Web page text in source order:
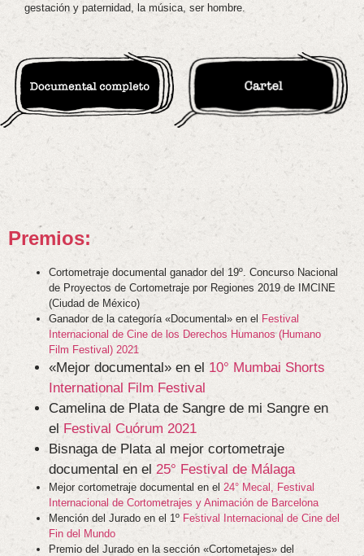
gestación y paternidad, la música, ser hombre.
Premios:
Cortometraje documental ganador del 19º. Concurso Nacional
de Proyectos de Cortometraje por Regiones 2019 de IMCINE
(Ciudad de México)
Ganador de la categoría «Documental» en el Festival
Internacional de Cine de los Derechos Humanos (Humano
Film Festival) 2021
«Mejor documental» en el 10° Mumbai Shorts
International Film Festival
Camelina de Plata de Sangre de mi Sangre en
el Festival Cuórum 2021
Bisnaga de Plata al mejor cortometraje
documental en el 25° Festival de Málaga
Mejor cortometraje documental en el 24° Mecal, Festival
Internacional de Cortometrajes y Animación de Barcelona
Mención del Jurado en el 1º Festival Internacional de Cine del
Fin del Mundo
Premio del Jurado en la sección «Cortometajes» del